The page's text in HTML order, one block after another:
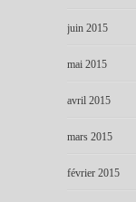
juin 2015
mai 2015
avril 2015
mars 2015
février 2015